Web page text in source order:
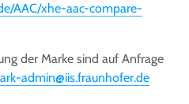
AAC/xhe-aac-compare-
der Marke sind auf Anfrage
admin@iis.fraunhofer.de